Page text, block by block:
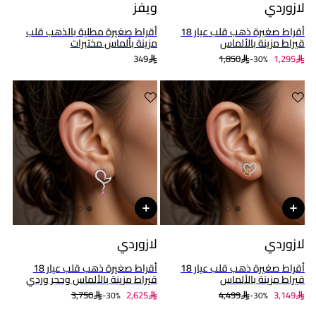
لازوردي
أقراط صغيرة ذهب قلب عيار 18
قيراط مزينة بالألماس
1,850 30%- 1,295
ويفز
أقراط صغيرة مطلية بالذهب قلب
مزينة بألماس مختبرات
349
لازوردي
أقراط صغيرة ذهب قلب عيار 18
قيراط مزينة بالألماس
4,499 30%- 3,149
لازوردي
أقراط صغيرة ذهب قلب عيار 18
قيراط مزينة بالألماس وحجر وردي
3,750 30%- 2,625